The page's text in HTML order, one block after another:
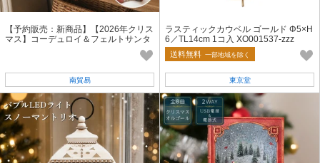
【予約販売：新商品】【2026年クリス
マス】コーデュロイ＆フェルトサンタ
南貿易
ラスティックカウベル ゴールド Φ5×H
6／TL14cm 1コ入 XO001537-zzz
送料無料 一部地域を除く
東京堂